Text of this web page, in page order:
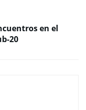
en el
20